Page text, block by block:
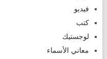
فيديو
كتب
لوجستيك
معاني الأسماء